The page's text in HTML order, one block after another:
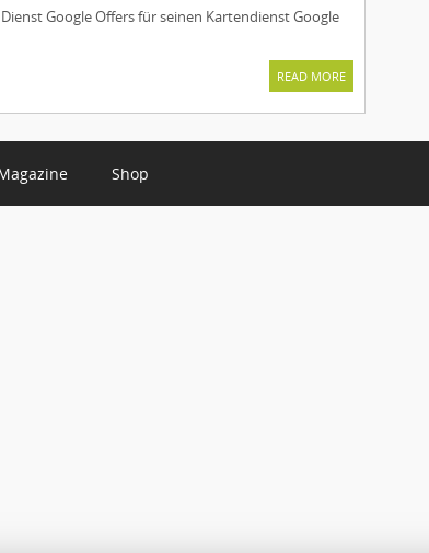
Google Offers für seinen Kartendienst Google
READ MORE
Shop